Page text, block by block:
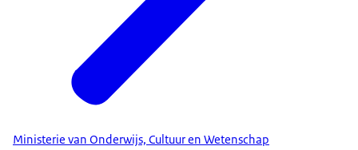
Ministerie van Onderwijs, Cultuur en Wetenschap